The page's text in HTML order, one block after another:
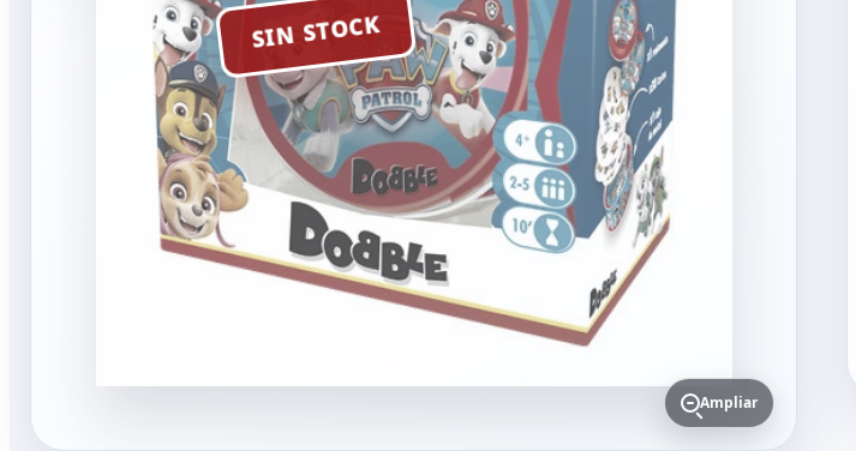
SIN STOCK
Ampliar